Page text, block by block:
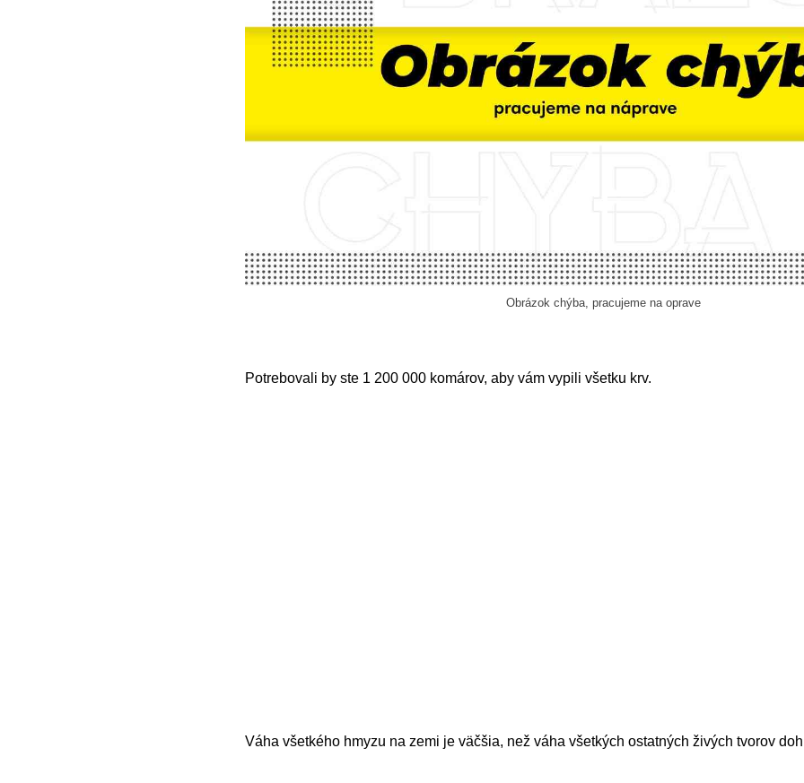
Obrázok chýba, pracujeme na oprave
Potrebovali by ste 1 200 000 komárov, aby vám vypili všetku krv.
Váha všetkého hmyzu na zemi je väčšia, než váha všetkých ostatných živých tvorov